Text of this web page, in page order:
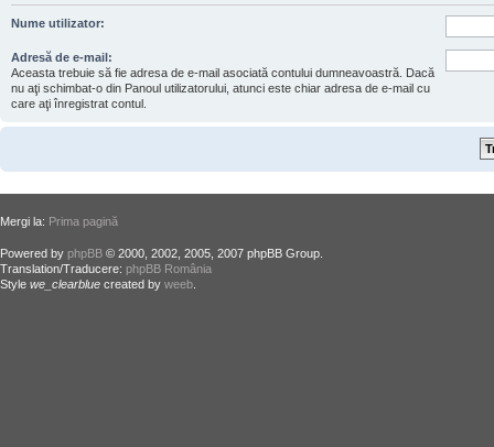
Nume utilizator:
Adresă de e-mail:
Aceasta trebuie să fie adresa de e-mail asociată contului dumneavoastră. Dacă
nu aţi schimbat-o din Panoul utilizatorului, atunci este chiar adresa de e-mail cu
care aţi înregistrat contul.
Mergi la: Prima pagină
Powered by phpBB © 2000, 2002, 2005, 2007 phpBB Group.
Translation/Traducere: phpBB România
Style we_clearblue created by weeb